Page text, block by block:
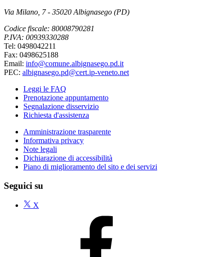
Via Milano, 7 - 35020 Albignasego (PD)
Codice fiscale: 80008790281
P.IVA: 00939330288
Tel: 0498042211
Fax: 0498625188
Email: info@comune.albignasego.pd.it
PEC: albignasego.pd@cert.ip-veneto.net
Leggi le FAQ
Prenotazione appuntamento
Segnalazione disservizio
Richiesta d'assistenza
Amministrazione trasparente
Informativa privacy
Note legali
Dichiarazione di accessibilità
Piano di miglioramento del sito e dei servizi
Seguici su
X